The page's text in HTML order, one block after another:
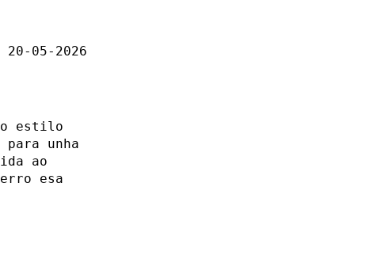
20-05-2026
estilo
unha
ao
esa